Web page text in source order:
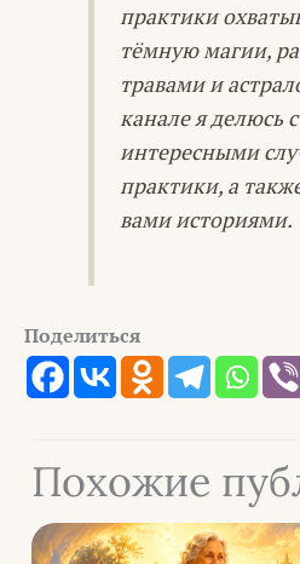
практики
тёмную магии,
травами и
канале я делюсь
интересными
практики, а
вами историями.
Поделиться
Похожие